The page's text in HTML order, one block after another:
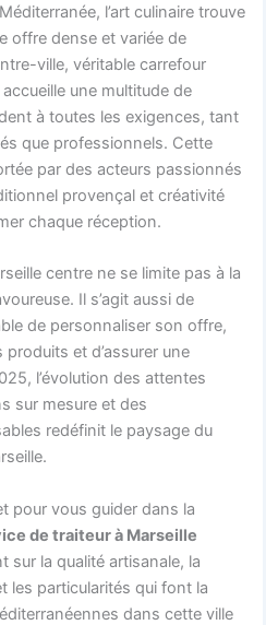
l’art culinaire trouve
offre dense et variée de
ville, véritable carrefour
une multitude de
à toutes les exigences, tant
que professionnels. Cette
par des acteurs passionnés
provençal et créativité
chaque réception.
centre ne se limite pas à la
Il s’agit aussi de
de personnaliser son offre,
et d’assurer une
l’évolution des attentes
sur mesure et des
redéfinit le paysage du
pour vous guider dans la
de traiteur à Marseille
sur la qualité artisanale, la
les particularités qui font la
dans cette ville